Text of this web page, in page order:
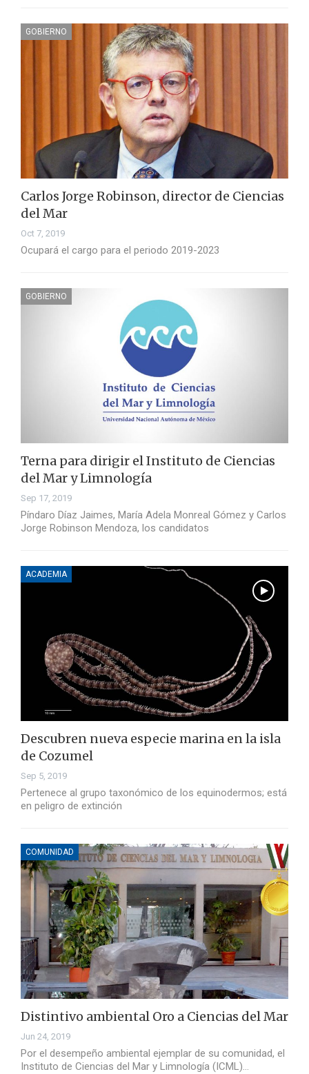
GOBIERNO
Carlos Jorge Robinson, director de Ciencias
del Mar
Oct 7, 2019
Ocupará el cargo para el periodo 2019-2023
GOBIERNO
Terna para dirigir el Instituto de Ciencias
del Mar y Limnología
Sep 17, 2019
Píndaro Díaz Jaimes, María Adela Monreal Gómez y Carlos
Jorge Robinson Mendoza, los candidatos
ACADEMIA
Descubren nueva especie marina en la isla
de Cozumel
Sep 5, 2019
Pertenece al grupo taxonómico de los equinodermos; está
en peligro de extinción
COMUNIDAD
Distintivo ambiental Oro a Ciencias del Mar
Jun 24, 2019
Por el desempeño ambiental ejemplar de su comunidad, el
Instituto de Ciencias del Mar y Limnología (ICML)…